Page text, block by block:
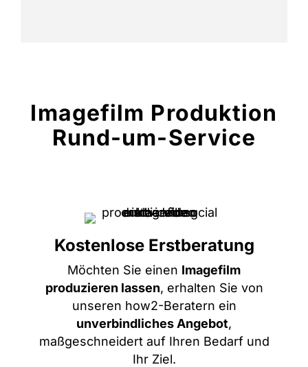
Imagefilm Produktion
Rund-um-Service
Kostenlose Erstberatung
Möchten Sie einen Imagefilm
produzieren lassen, erhalten Sie von
unseren how2-Beratern ein
unverbindliches Angebot,
maßgeschneidert auf Ihren Bedarf und
Ihr Ziel.